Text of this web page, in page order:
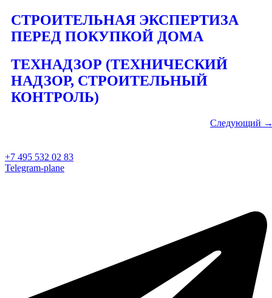
СТРОИТЕЛЬНАЯ ЭКСПЕРТИЗА
ПЕРЕД ПОКУПКОЙ ДОМА
ТЕХНАДЗОР (ТЕХНИЧЕСКИЙ
НАДЗОР, СТРОИТЕЛЬНЫЙ
КОНТРОЛЬ)
Следующий
+7 495 532 02 83
Telegram-plane